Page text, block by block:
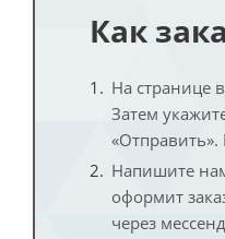
Как
На странице
Затем
Напишите
оформит
через